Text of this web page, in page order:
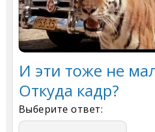
И эти тоже не
Откуда кадр?
Выберите ответ: